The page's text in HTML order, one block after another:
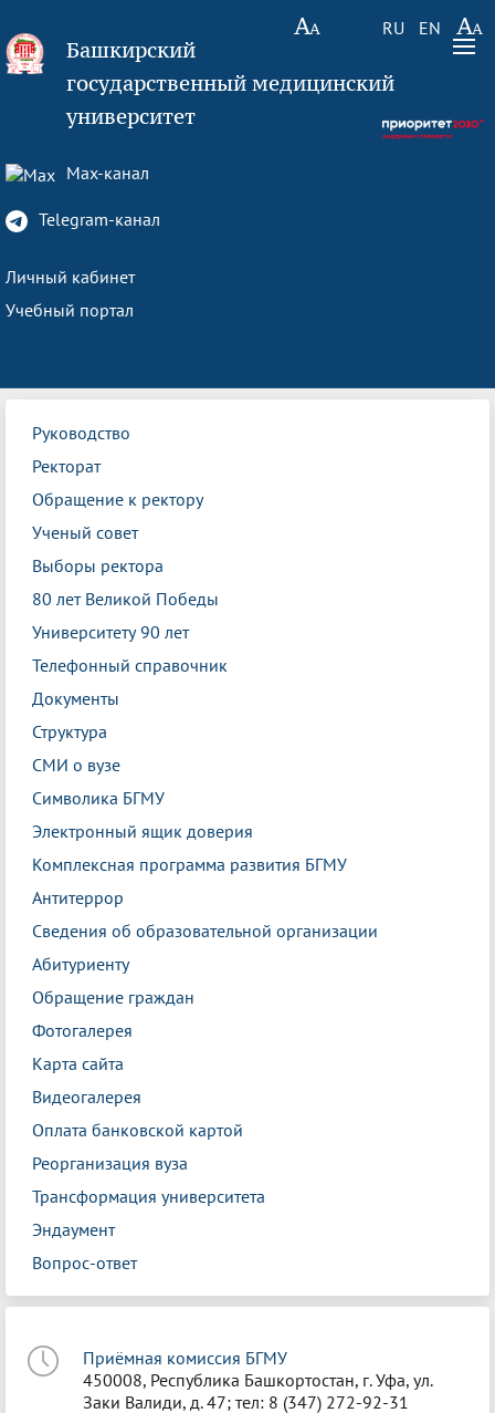
RU EN
Башкирский
государственный медицинский
университет
Max-канал
Telegram-канал
Личный кабинет
Учебный портал
Руководство
Ректорат
Обращение к ректору
Ученый совет
Выборы ректора
80 лет Великой Победы
Университету 90 лет
Телефонный справочник
Документы
Структура
СМИ о вузе
Символика БГМУ
Электронный ящик доверия
Комплексная программа развития БГМУ
Антитеррор
Сведения об образовательной организации
Абитуриенту
Обращение граждан
Фотогалерея
Карта сайта
Видеогалерея
Оплата банковской картой
Реорганизация вуза
Трансформация университета
Эндаумент
Вопрос-ответ
Приёмная комиссия БГМУ
450008, Республика Башкортостан, г. Уфа, ул.
Заки Валиди, д. 47; тел: 8 (347) 272-92-31